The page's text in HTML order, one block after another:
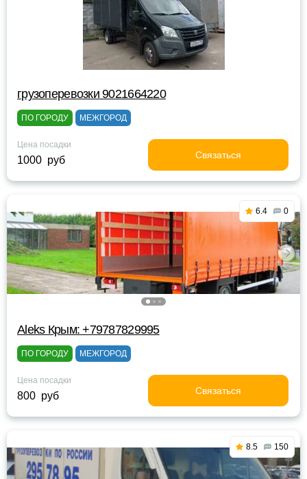
грузоперевозки 9021664220
ПО ГОРОДУ МЕЖГОРОД
Цена посадки
1000 руб Связаться
6.4 0
Aleks Крым: +79787829995
ПО ГОРОДУ МЕЖГОРОД
Цена посадки
800 руб Связаться
8.5 150